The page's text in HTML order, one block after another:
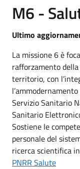
M6 -
Ultimo
La missione 6 è
rafforzamento
territorio, con
Servizio Sanitario
Sanitario
Sostiene le
personale del
ricerca scientifica
PNRR Salute